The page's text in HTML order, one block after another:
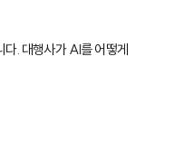
. 대행사가 AI를 어떻게